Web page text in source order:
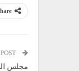
مجلس